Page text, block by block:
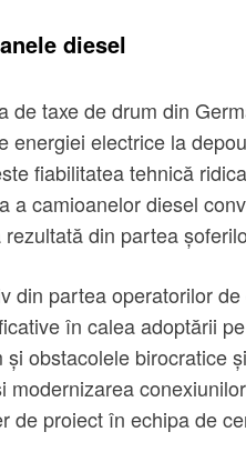
diesel
de taxe de drum din
energiei electrice la
fiabilitatea tehnică
a camioanelor diesel
din partea
din partea operatorilor
în calea adoptării
obstacolele birocratice
de proiect în echipa de